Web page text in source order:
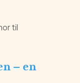
til
– en